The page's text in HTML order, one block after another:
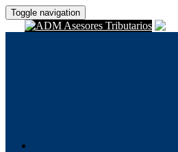
Toggle navigation